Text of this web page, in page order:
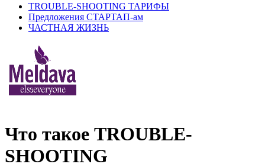
TROUBLE-SHOOTING ТАРИФЫ
Предложения СТАРТАП-ам
ЧАСТНАЯ ЖИЗНЬ
Что такое TROUBLE-
SHOOTING